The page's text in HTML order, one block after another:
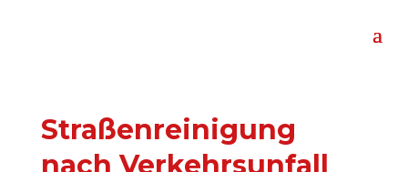
Straßenreinigung
nach Verkehrsunfall